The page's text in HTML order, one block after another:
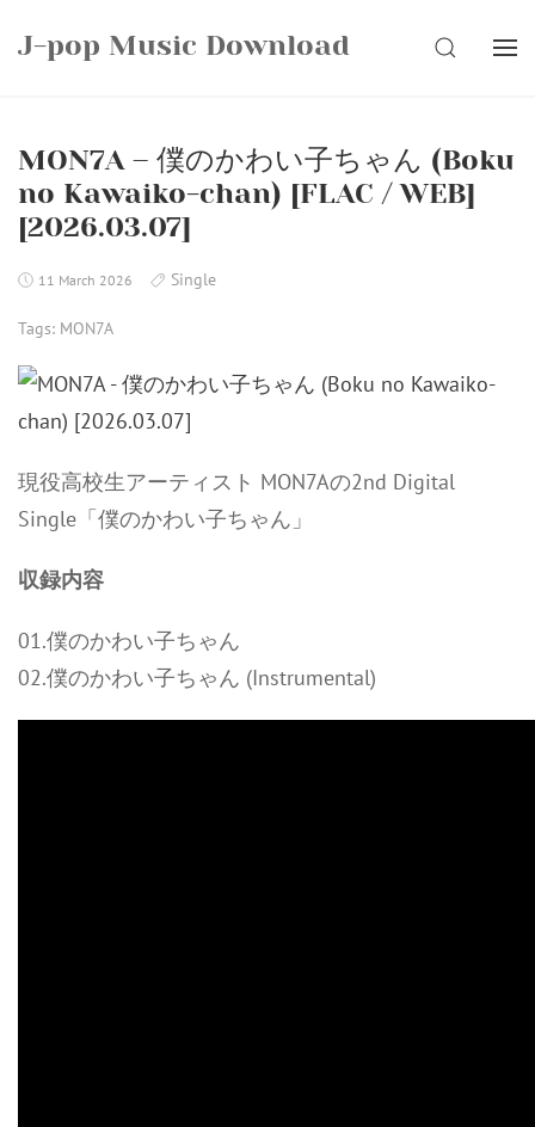
J-pop Music Download SEARCH
MON7A – 僕のかわい子ちゃん (Boku
no Kawaiko-chan) [FLAC / WEB]
[2026.03.07]
11 March 2026 Single
Tags: MON7A
現役高校生アーティスト MON7Aの2nd Digital
Single「僕のかわい子ちゃん」
収録内容
01.僕のかわい子ちゃん
02.僕のかわい子ちゃん (Instrumental)